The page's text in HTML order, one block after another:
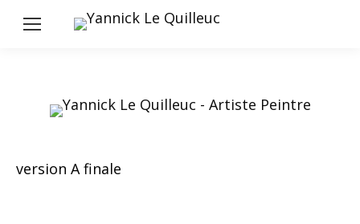
version A finale